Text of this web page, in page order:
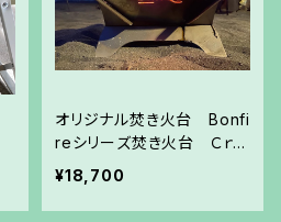
オリジナル焚き火台 Bonfi
reシリーズ焚き火台 Ｃｒｏ
ｓｓｗｉｎｇ
¥18,700